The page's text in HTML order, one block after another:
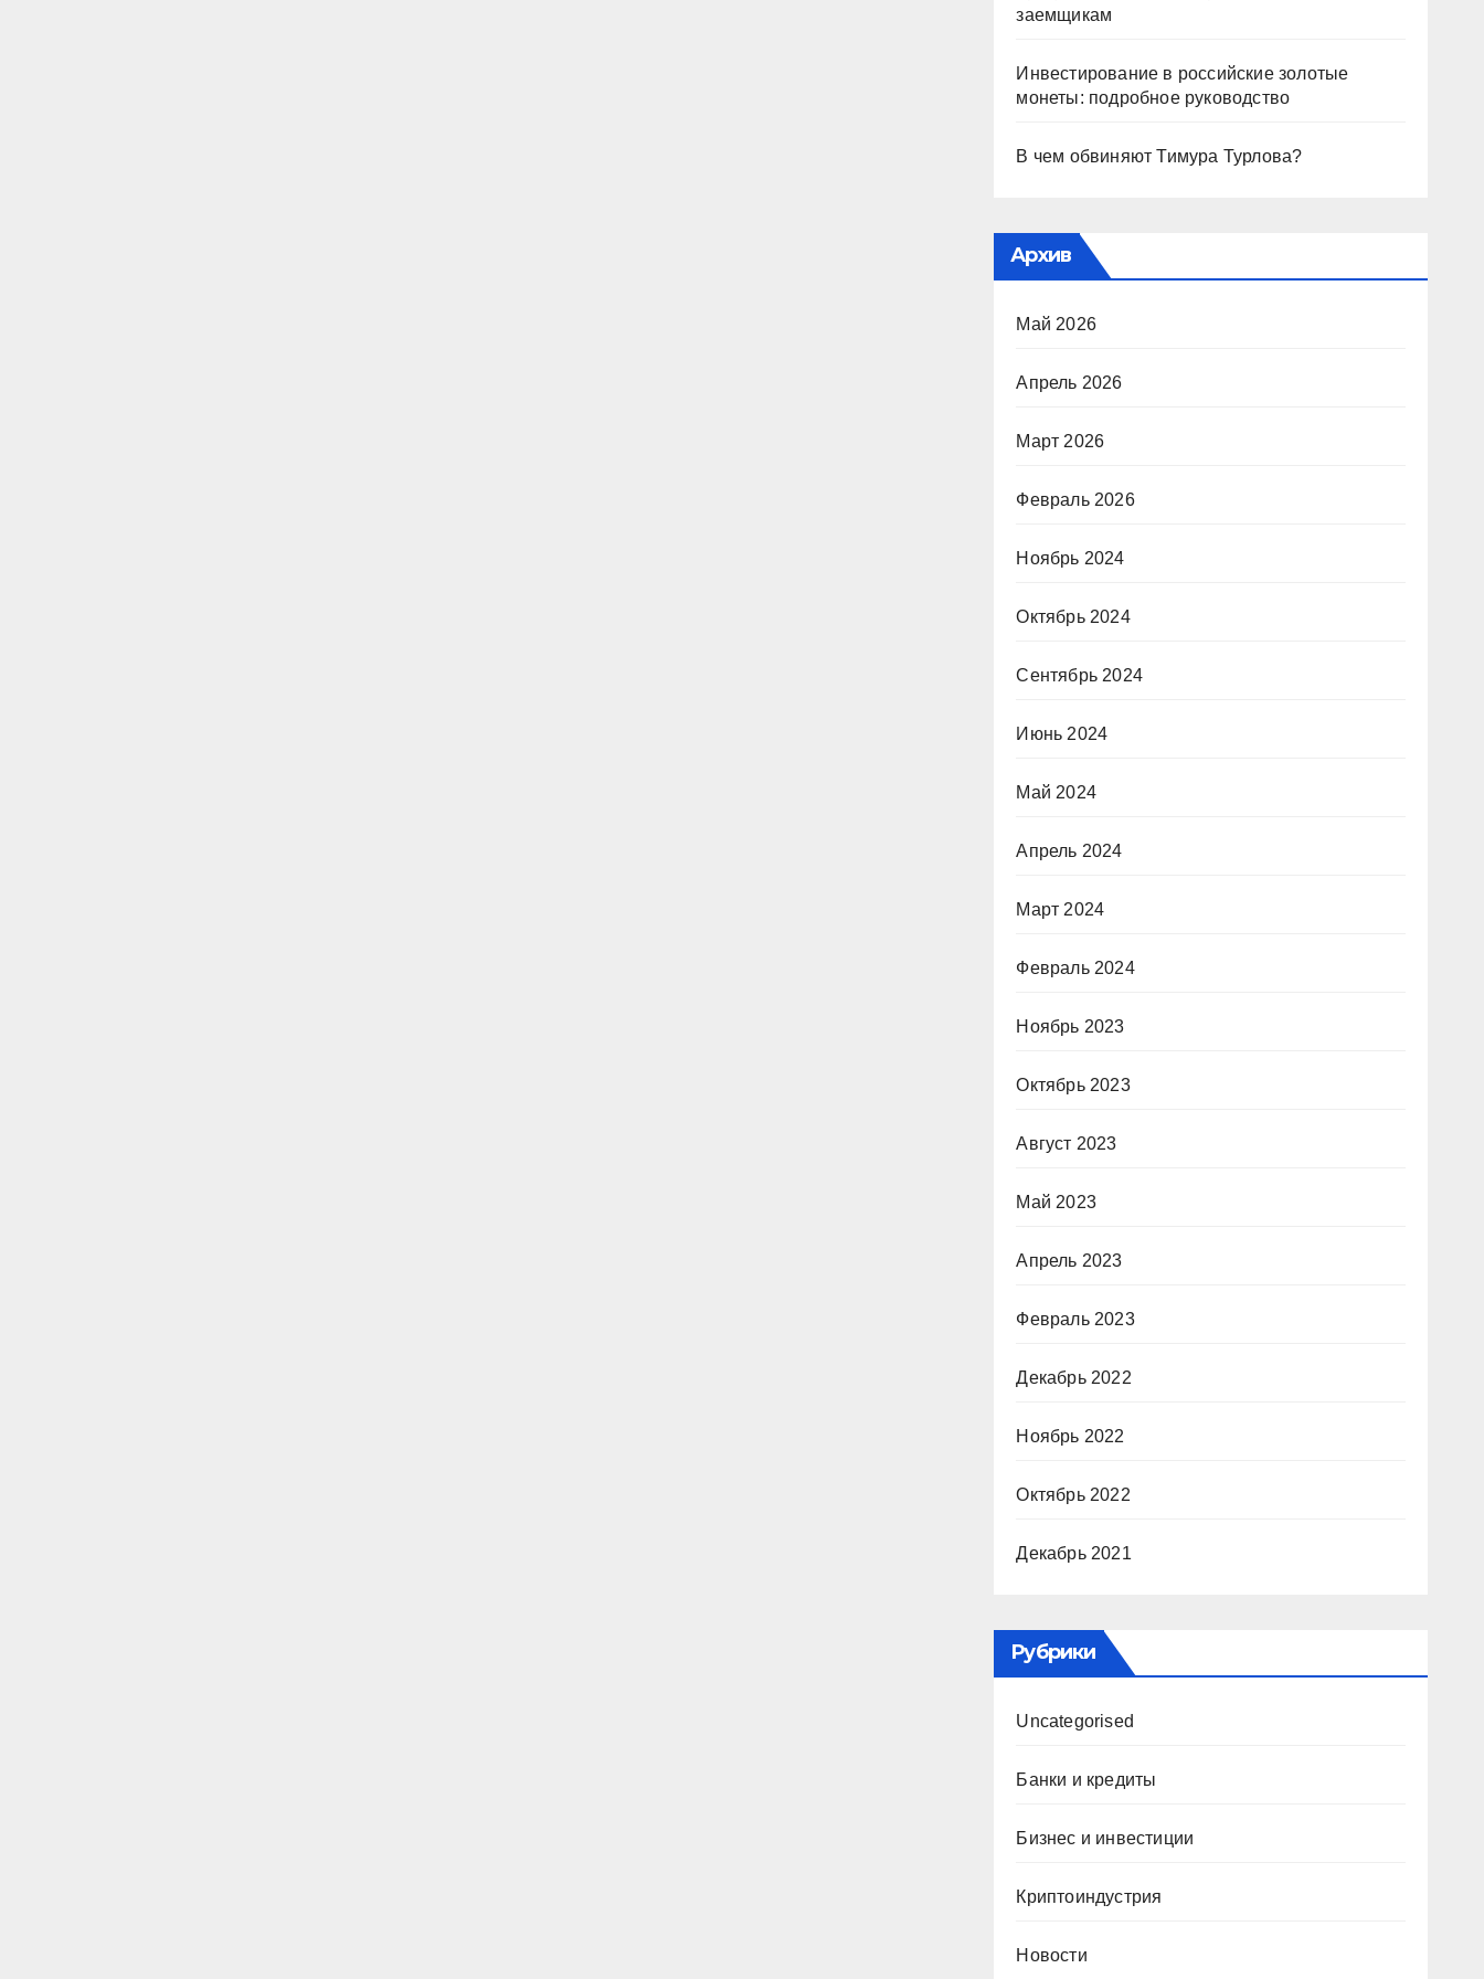
заемщикам
Инвестирование в российские золотые
монеты: подробное руководство
В чем обвиняют Тимура Турлова?
Архив
Май 2026
Апрель 2026
Март 2026
Февраль 2026
Ноябрь 2024
Октябрь 2024
Сентябрь 2024
Июнь 2024
Май 2024
Апрель 2024
Март 2024
Февраль 2024
Ноябрь 2023
Октябрь 2023
Август 2023
Май 2023
Апрель 2023
Февраль 2023
Декабрь 2022
Ноябрь 2022
Октябрь 2022
Декабрь 2021
Рубрики
Uncategorised
Банки и кредиты
Бизнес и инвестиции
Криптоиндустрия
Новости